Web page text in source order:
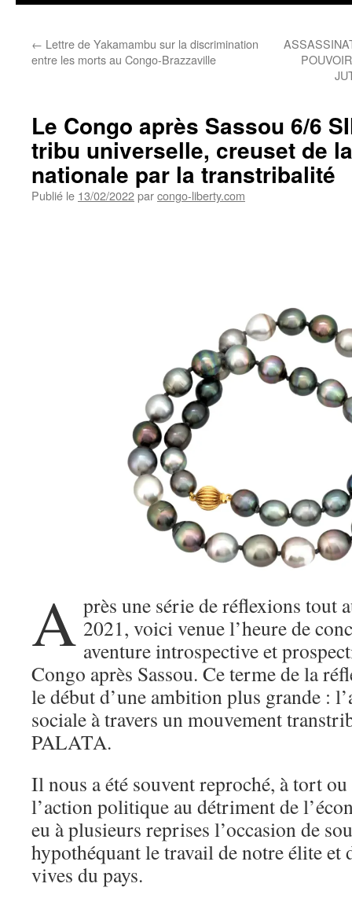
← Lettre de Yakamambu sur la discrimination
entre les morts au Congo-Brazzaville
Le Congo après Sassou 6/6
tribu universelle, creuset de
nationale par la transtribalité
Publié le 13/02/2022parcongo-liberty.com
A près une série de réflexions tout
2021, voici venue l’heure de
aventure introspective et
Congo après Sassou. Ce terme de la
le début d’une ambition plus grande :
sociale à travers un mouvement
PALATA.
Il nous a été souvent reproché, à tort
l’action politique au détriment de
eu à plusieurs reprises l’occasion de
hypothéquant le travail de notre élite et
vives du pays.